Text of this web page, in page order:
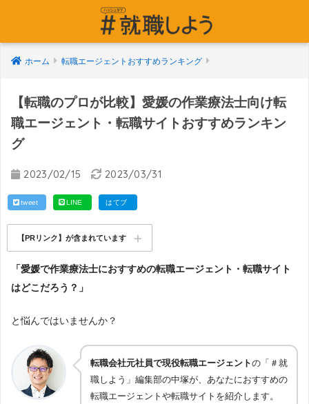
ホーム 転職エージェントおすすめランキング
【転職のプロが比較】愛媛の作業療法士向け転
職エージェント・転職サイトおすすめランキン
グ
2023/02/15 2023/03/31
tweet LINE はてブ
【PRリンク】が含まれています
「愛媛で作業療法士におすすめの転職エージェント・転職サイト
はどこだろう？」
と悩んではいませんか？
転職会社元社員で現役転職エージェントの「＃就
職しよう」編集部の中塚が、あなたにおすすめの
転職エージェントや転職サイトを紹介します。